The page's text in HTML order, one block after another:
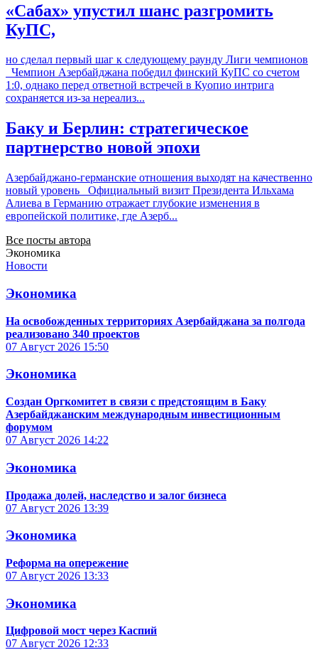
«Сабах» упустил шанс разгромить
КуПС,
но сделал первый шаг к следующему раунду Лиги чемпионов
Чемпион Азербайджана победил финский КуПС со счетом
1:0, однако перед ответной встречей в Куопио интрига
сохраняется из-за нереализ...
Баку и Берлин: стратегическое
партнерство новой эпохи
Азербайджано-германские отношения выходят на качественно
новый уровень Официальный визит Президента Ильхама
Алиева в Германию отражает глубокие изменения в
европейской политике, где Азерб...
Все посты автора
Экономика
Новости
Экономика
На освобожденных территориях Азербайджана за полгода
реализовано 340 проектов
07 Август 2026 15:50
Экономика
Создан Оргкомитет в связи с предстоящим в Баку
Азербайджанским международным инвестиционным
форумом
07 Август 2026 14:22
Экономика
Продажа долей, наследство и залог бизнеса
07 Август 2026 13:39
Экономика
Реформа на опережение
07 Август 2026 13:33
Экономика
Цифровой мост через Каспий
07 Август 2026 12:33